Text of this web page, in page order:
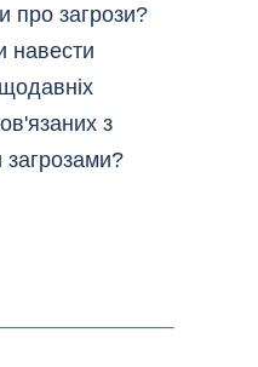
про загрози?
навести
з